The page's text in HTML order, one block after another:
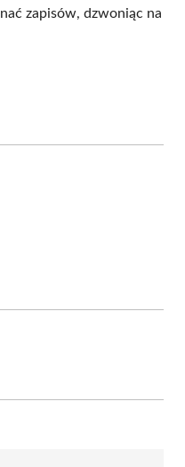
zapisów, dzwoniąc na